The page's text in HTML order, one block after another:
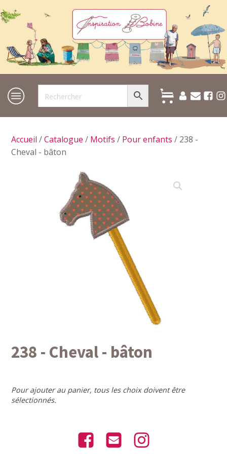
Accueil /Catalogue / Motifs / Pour enfants / 238 -
Cheval - bâton
238 - Cheval - bâton
Pour ajouter au panier, tous les choix doivent être
sélectionnés.